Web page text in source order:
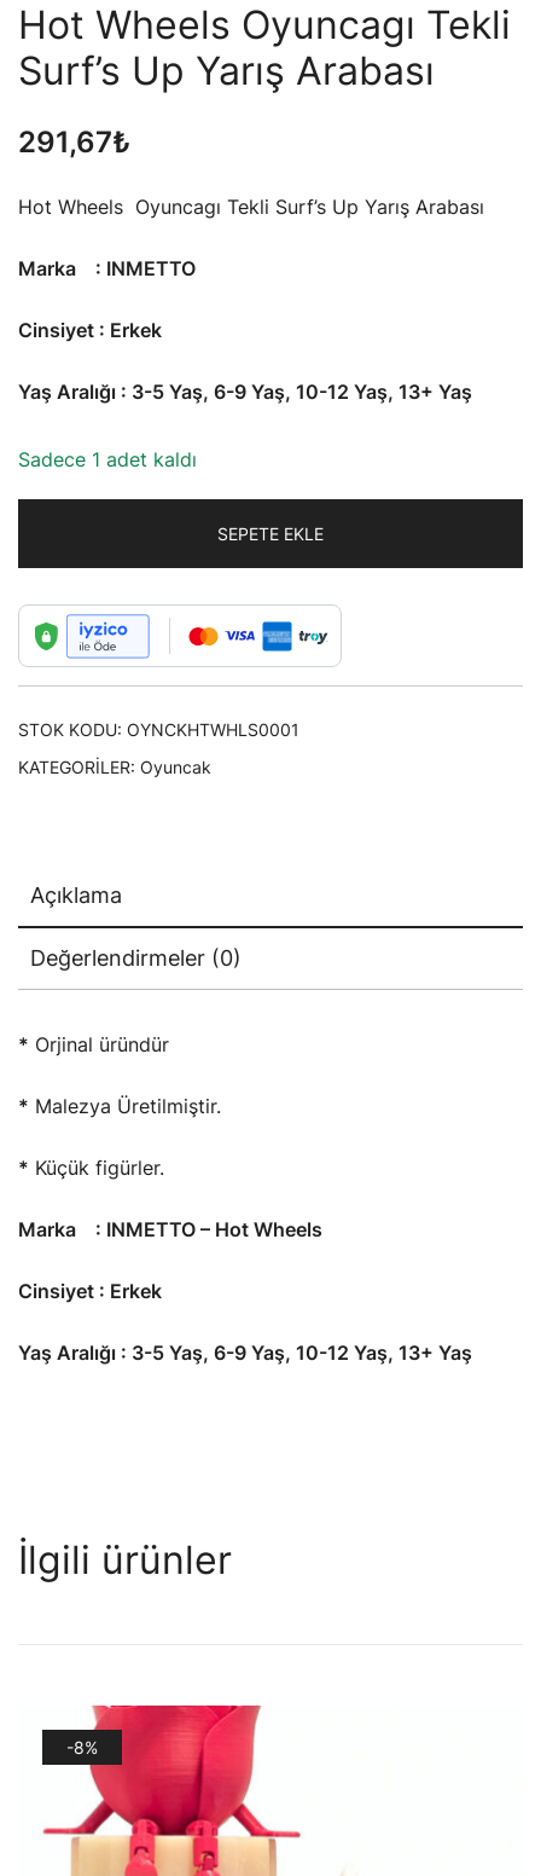
Hot Wheels Oyuncagı Tekli
Surf’s Up Yarış Arabası
291,67₺
Hot Wheels Oyuncagı Tekli Surf’s Up Yarış Arabası
Marka : INMETTO
Cinsiyet : Erkek
Yaş Aralığı : 3-5 Yaş, 6-9 Yaş, 10-12 Yaş, 13+ Yaş
Sadece 1 adet kaldı
SEPETE EKLE
STOK KODU: OYNCKHTWHLS0001
KATEGORILER: Oyuncak
Açıklama
Değerlendirmeler (0)
* Orjinal üründür
* Malezya Üretilmiştir.
* Küçük figürler.
Marka : INMETTO – Hot Wheels
Cinsiyet : Erkek
Yaş Aralığı : 3-5 Yaş, 6-9 Yaş, 10-12 Yaş, 13+ Yaş
İlgili ürünler
-8%